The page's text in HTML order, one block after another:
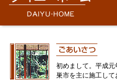
初めまして。平成
巣市を主に施工して